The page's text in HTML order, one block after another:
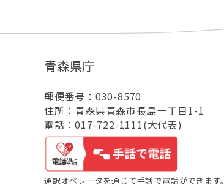
青森県庁
郵便番号：030-8570
住所：青森県青森市長島一丁目1-1
電話：017-722-1111(大代表)
通訳オペレータを通じて手話で電話ができます。